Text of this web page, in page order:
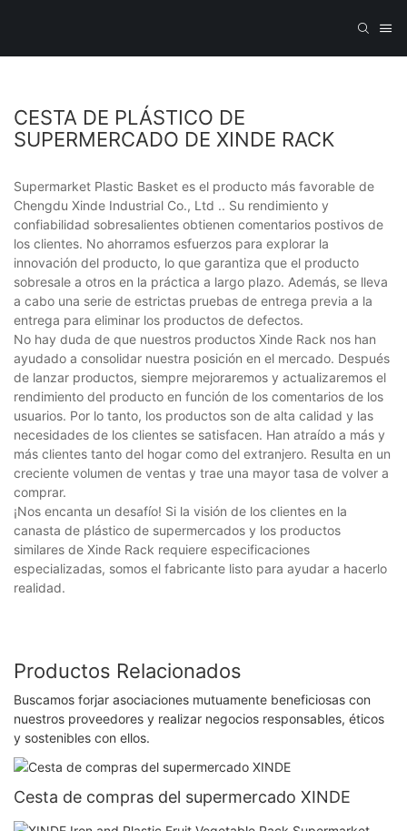
CESTA DE PLÁSTICO DE
SUPERMERCADO DE XINDE RACK
Supermarket Plastic Basket es el producto más favorable de
Chengdu Xinde Industrial Co., Ltd .. Su rendimiento y
confiabilidad sobresalientes obtienen comentarios postivos de
los clientes. No ahorramos esfuerzos para explorar la
innovación del producto, lo que garantiza que el producto
sobresale a otros en la práctica a largo plazo. Además, se lleva
a cabo una serie de estrictas pruebas de entrega previa a la
entrega para eliminar los productos de defectos.
No hay duda de que nuestros productos Xinde Rack nos han
ayudado a consolidar nuestra posición en el mercado. Después
de lanzar productos, siempre mejoraremos y actualizaremos el
rendimiento del producto en función de los comentarios de los
usuarios. Por lo tanto, los productos son de alta calidad y las
necesidades de los clientes se satisfacen. Han atraído a más y
más clientes tanto del hogar como del extranjero. Resulta en un
creciente volumen de ventas y trae una mayor tasa de volver a
comprar.
¡Nos encanta un desafío! Si la visión de los clientes en la
canasta de plástico de supermercados y los productos
similares de Xinde Rack requiere especificaciones
especializadas, somos el fabricante listo para ayudar a hacerlo
realidad.
Productos Relacionados
Buscamos forjar asociaciones mutuamente beneficiosas con
nuestros proveedores y realizar negocios responsables, éticos
y sostenibles con ellos.
Cesta de compras del supermercado XINDE